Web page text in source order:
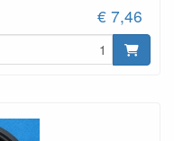
€ 7,46